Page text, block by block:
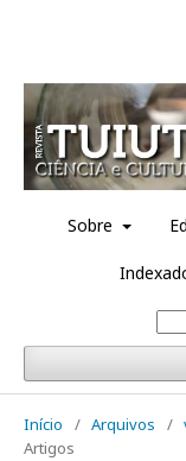
Sobre
Início / Arquivos /
Artigos